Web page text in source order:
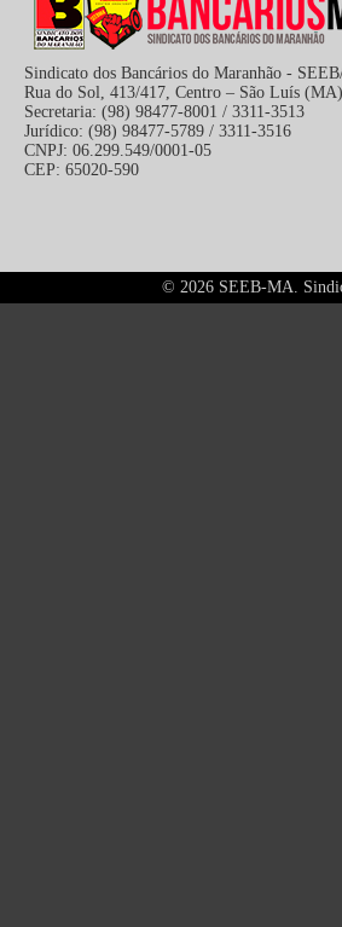
Sindicato dos Bancários do Maranhão -
Rua do Sol, 413/417, Centro – São Luís (MA)
Secretaria: (98) 98477-8001 / 3311-3513
Jurídico: (98) 98477-5789 / 3311-3516
CNPJ: 06.299.549/0001-05
CEP: 65020-590
© 2026 SEEB-MA.